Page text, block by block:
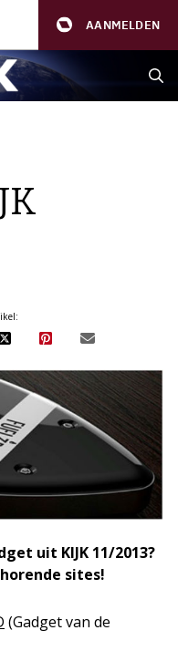
AANMELDEN
uit KIJK 11/2013?
sites!
(Gadget van de